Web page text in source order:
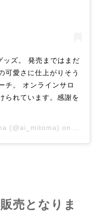
ズ。 発売まではまだ
可愛さに仕上がりそう
チ。 オンラインサロ
られています。感謝を
(@ai_mitoma) on
売となりま